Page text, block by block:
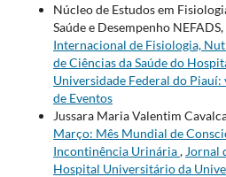
Núcleo de Estudos em
Saúde e Desempenho NEFADS,
Internacional de Fisiologia,
de Ciências da Saúde do
Universidade Federal do Piauí:
de Eventos
Jussara Maria Valentim
Março: Mês Mundial de
Incontinência Urinária, Jornal
Hospital Universitário da